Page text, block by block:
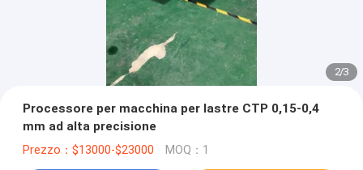
2/3
Processore per macchina per lastre CTP 0,15-0,4
mm ad alta precisione
Prezzo：$13000-$23000 MOQ：1